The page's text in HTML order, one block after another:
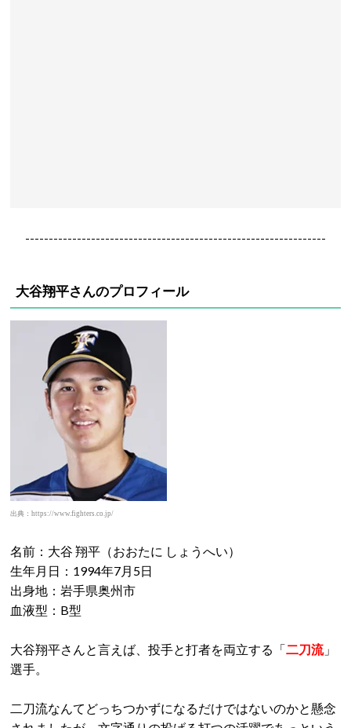
----------------------------------------------------------------
大谷翔平さんのプロフィール
出典：https://www.fighters.co.jp/
名前：大谷 翔平（おおたに しょうへい）
生年月日：1994年7月5日
出身地：岩手県奥州市
血液型：B型
大谷翔平さんと言えば、投手と打者を両立する「二刀流」
選手。
二刀流なんてどっちつかずになるだけではないのかと懸念